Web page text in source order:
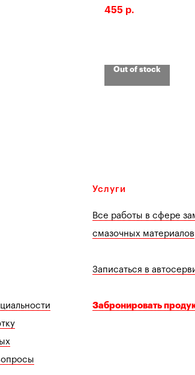
455 р.
Out of stock
Услуги
Все работы в сфере
смазочных материалов
Записаться в
Забронировать